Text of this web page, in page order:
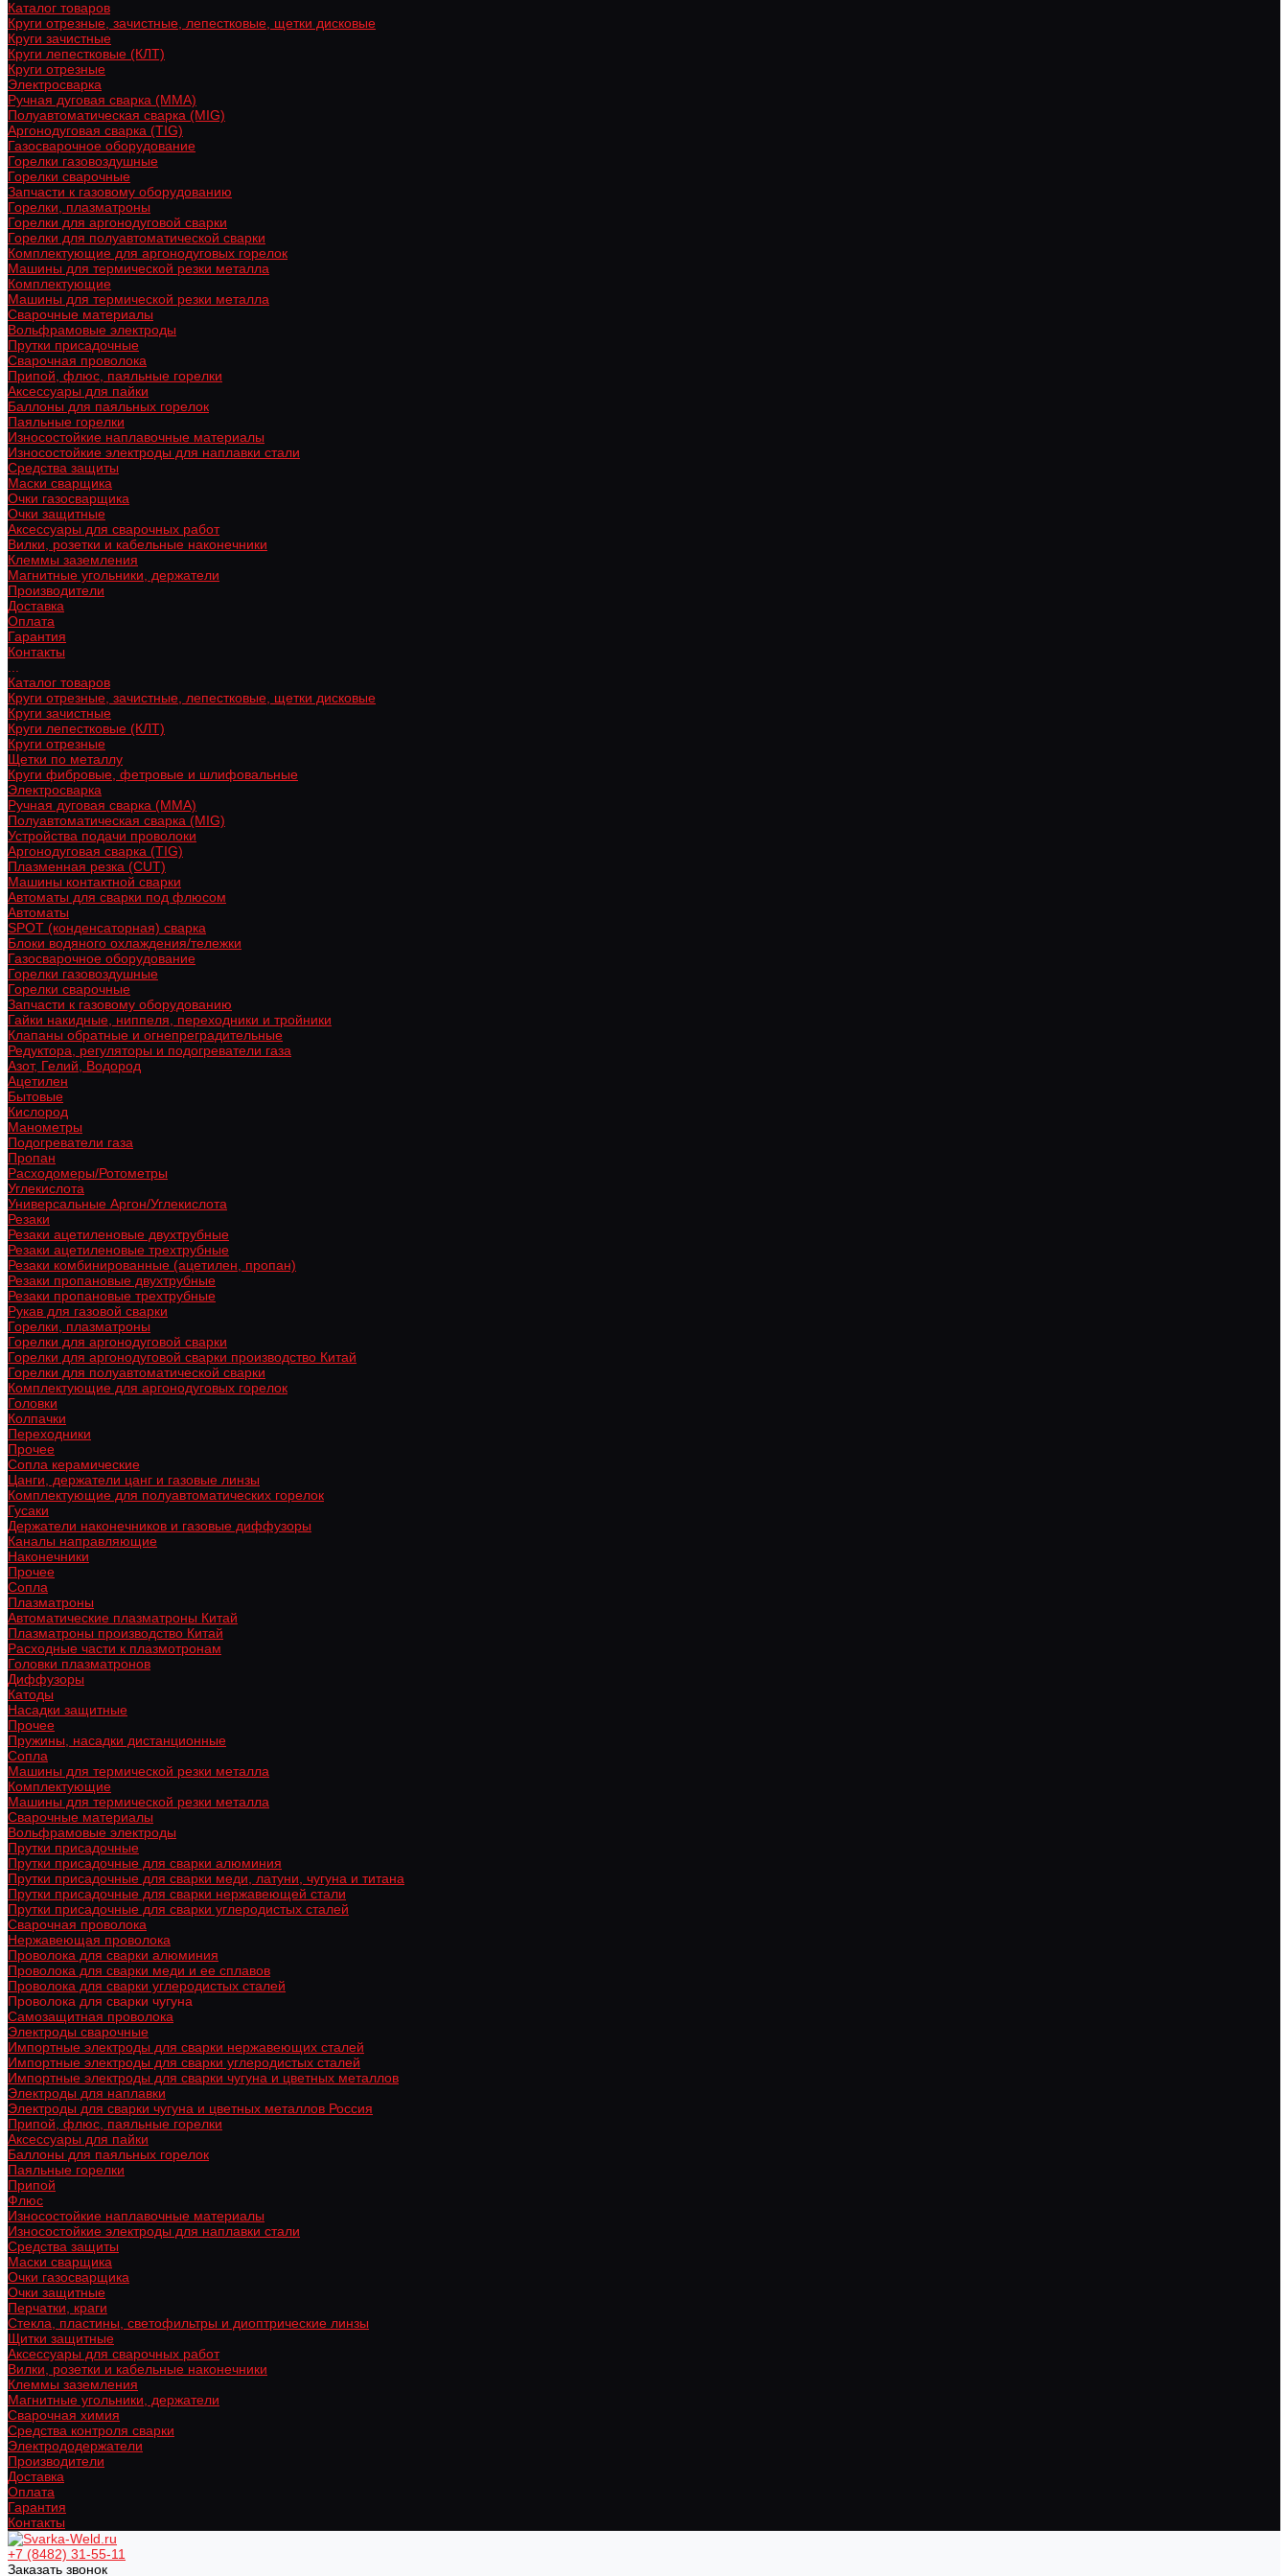
Каталог товаров
Круги отрезные, зачистные, лепестковые, щетки дисковые
Круги зачистные
Круги лепестковые (КЛТ)
Круги отрезные
Электросварка
Ручная дуговая сварка (MMA)
Полуавтоматическая сварка (MIG)
Аргонодуговая сварка (TIG)
Газосварочное оборудование
Горелки газовоздушные
Горелки сварочные
Запчасти к газовому оборудованию
Горелки, плазматроны
Горелки для аргонодуговой сварки
Горелки для полуавтоматической сварки
Комплектующие для аргонодуговых горелок
Машины для термической резки металла
Комплектующие
Машины для термической резки металла
Сварочные материалы
Вольфрамовые электроды
Прутки присадочные
Сварочная проволока
Припой, флюс, паяльные горелки
Аксессуары для пайки
Баллоны для паяльных горелок
Паяльные горелки
Износостойкие наплавочные материалы
Износостойкие электроды для наплавки стали
Средства защиты
Маски сварщика
Очки газосварщика
Очки защитные
Аксессуары для сварочных работ
Вилки, розетки и кабельные наконечники
Клеммы заземления
Магнитные угольники, держатели
Производители
Доставка
Оплата
Гарантия
Контакты
Каталог товаров
Круги отрезные, зачистные, лепестковые, щетки дисковые
Круги зачистные
Круги лепестковые (КЛТ)
Круги отрезные
Щетки по металлу
Круги фибровые, фетровые и шлифовальные
Электросварка
Ручная дуговая сварка (MMA)
Полуавтоматическая сварка (MIG)
Устройства подачи проволоки
Аргонодуговая сварка (TIG)
Плазменная резка (CUT)
Машины контактной сварки
Автоматы для сварки под флюсом
Автоматы
SPOT (конденсаторная) сварка
Блоки водяного охлаждения/тележки
Газосварочное оборудование
Горелки газовоздушные
Горелки сварочные
Запчасти к газовому оборудованию
Гайки накидные, ниппеля, переходники и тройники
Клапаны обратные и огнепреградительные
Редуктора, регуляторы и подогреватели газа
Азот, Гелий, Водород
Ацетилен
Бытовые
Кислород
Манометры
Подогреватели газа
Пропан
Расходомеры/Ротометры
Углекислота
Универсальные Аргон/Углекислота
Резаки
Резаки ацетиленовые двухтрубные
Резаки ацетиленовые трехтрубные
Резаки комбинированные (ацетилен, пропан)
Резаки пропановые двухтрубные
Резаки пропановые трехтрубные
Рукав для газовой сварки
Горелки, плазматроны
Горелки для аргонодуговой сварки
Горелки для аргонодуговой сварки производство Китай
Горелки для полуавтоматической сварки
Комплектующие для аргонодуговых горелок
Головки
Колпачки
Переходники
Прочее
Сопла керамические
Цанги, держатели цанг и газовые линзы
Комплектующие для полуавтоматических горелок
Гусаки
Держатели наконечников и газовые диффузоры
Каналы направляющие
Наконечники
Прочее
Сопла
Плазматроны
Автоматические плазматроны Китай
Плазматроны производство Китай
Расходные части к плазмотронам
Головки плазматронов
Диффузоры
Катоды
Насадки защитные
Прочее
Пружины, насадки дистанционные
Сопла
Машины для термической резки металла
Комплектующие
Машины для термической резки металла
Сварочные материалы
Вольфрамовые электроды
Прутки присадочные
Прутки присадочные для сварки алюминия
Прутки присадочные для сварки меди, латуни, чугуна и титана
Прутки присадочные для сварки нержавеющей стали
Прутки присадочные для сварки углеродистых сталей
Сварочная проволока
Нержавеющая проволока
Проволока для сварки алюминия
Проволока для сварки меди и ее сплавов
Проволока для сварки углеродистых сталей
Проволока для сварки чугуна
Самозащитная проволока
Электроды сварочные
Импортные электроды для сварки нержавеющих сталей
Импортные электроды для сварки углеродистых сталей
Импортные электроды для сварки чугуна и цветных металлов
Электроды для наплавки
Электроды для сварки чугуна и цветных металлов Россия
Припой, флюс, паяльные горелки
Аксессуары для пайки
Баллоны для паяльных горелок
Паяльные горелки
Припой
Флюс
Износостойкие наплавочные материалы
Износостойкие электроды для наплавки стали
Средства защиты
Маски сварщика
Очки газосварщика
Очки защитные
Перчатки, краги
Стекла, пластины, светофильтры и диоптрические линзы
Щитки защитные
Аксессуары для сварочных работ
Вилки, розетки и кабельные наконечники
Клеммы заземления
Магнитные угольники, держатели
Сварочная химия
Средства контроля сварки
Электрододержатели
Производители
Доставка
Оплата
Гарантия
Контакты
+7 (8482) 31-55-11
Заказать звонок